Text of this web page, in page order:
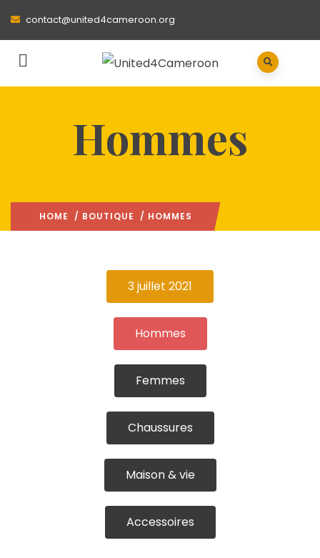
contact@united4cameroon.org
Hommes
HOME / BOUTIQUE / HOMMES
3 juillet 2021
Hommes
Femmes
Chaussures
Maison & vie
Accessoires